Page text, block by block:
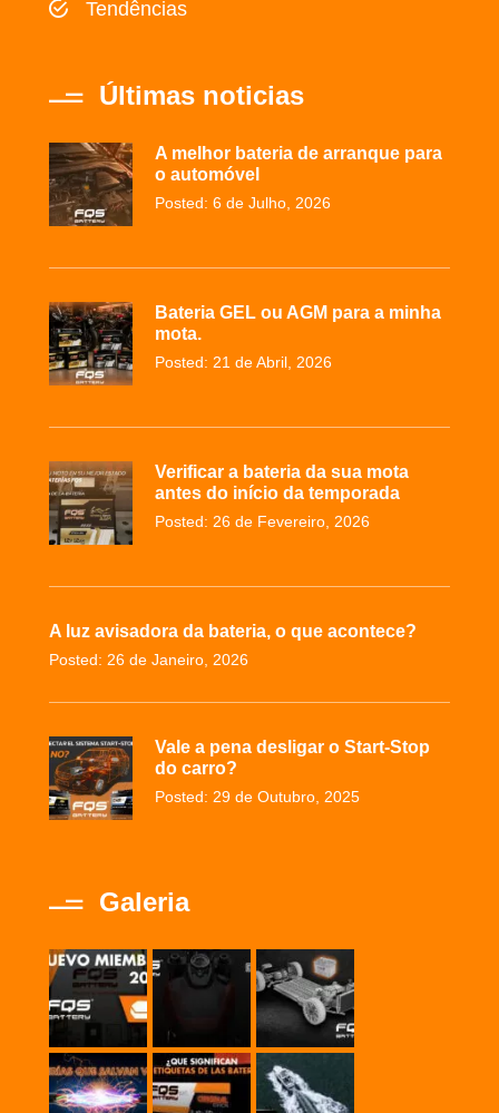
Tendências
Últimas noticias
A melhor bateria de arranque para
o automóvel
Posted: 6 de Julho, 2026
Bateria GEL ou AGM para a minha
mota.
Posted: 21 de Abril, 2026
Verificar a bateria da sua mota
antes do início da temporada
Posted: 26 de Fevereiro, 2026
A luz avisadora da bateria, o que acontece?
Posted: 26 de Janeiro, 2026
Vale a pena desligar o Start-Stop
do carro?
Posted: 29 de Outubro, 2025
Galeria